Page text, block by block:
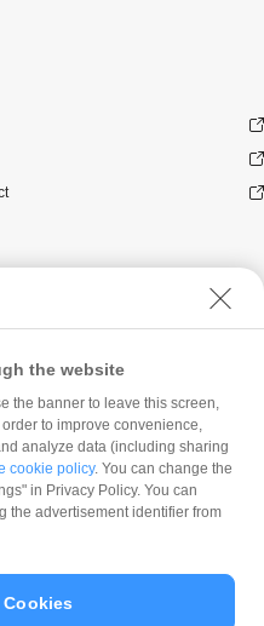
方
the website
the banner to leave this screen,
to improve convenience,
analyze data (including sharing
cookie policy. You can change the
in Privacy Policy. You can
the advertisement identifier from